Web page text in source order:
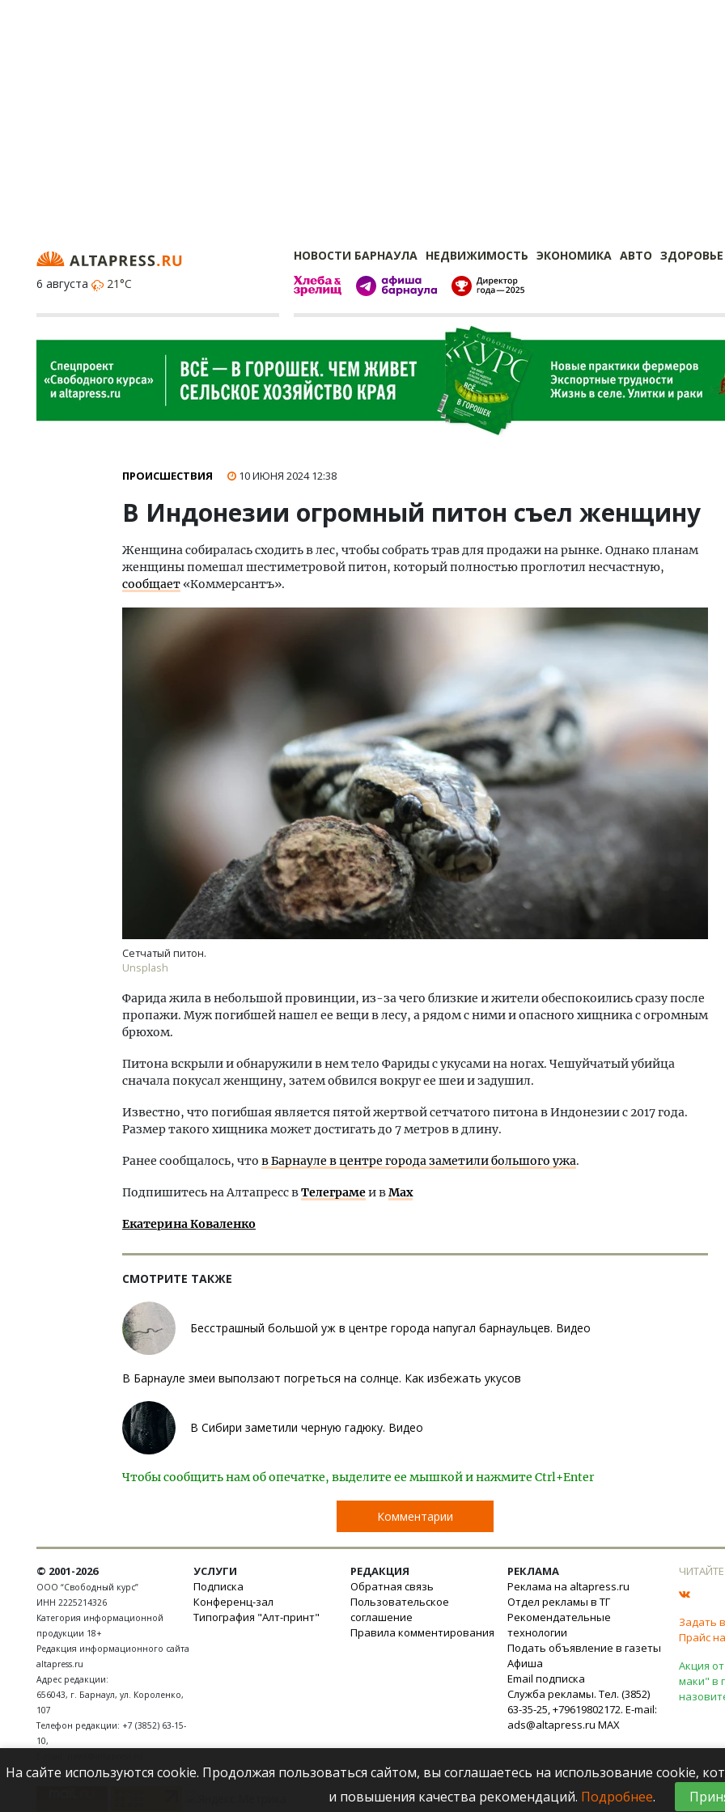
НОВОСТИ БАРНАУЛА НЕДВИЖИМОСТЬ ЭКОНОМИКА АВТО ЗДОРОВЬЕ
6 августа
21°C
ПРОИСШЕСТВИЯ 10 ИЮНЯ 202412:38
В Индонезии огромный питон съел женщину
Женщина собиралась сходить в лес, чтобы собрать трав для продажи на рынке. Однако планам
женщины помешал шестиметровой питон, который полностью проглотил несчастную,
сообщает«Коммерсантъ».
Сетчатый питон.
Unsplash
Фарида жила в небольшой провинции, из-за чего близкие и жители обеспокоились сразу после
пропажи. Муж погибшей нашел ее вещи в лесу, а рядом с ними и опасного хищника с огромным
брюхом.
Питона вскрыли и обнаружили в нем тело Фариды с укусами на ногах. Чешуйчатый убийца
сначала покусал женщину, затем обвился вокруг ее шеи и задушил.
Известно, что погибшая является пятой жертвой сетчатого питона в Индонезии с 2017 года.
Размер такого хищника может достигать до 7 метров в длину.
Ранее сообщалось, что в Барнауле в центре города заметили большого ужа.
Подпишитесь на Алтапресс вТелеграмеи вMax
Екатерина Коваленко
СМОТРИТЕ ТАКЖЕ
Бесстрашный большой уж в центре города напугал барнаульцев. Видео
В Барнауле змеи выползают погреться на солнце. Как избежать укусов
В Сибири заметили черную гадюку. Видео
Чтобы сообщить нам об опечатке, выделите ее мышкой и нажмите Ctrl+Enter
Комментарии
Смелость архитектурных идей.
Генеральный директор компании
ЗИАС — об эстетике городов,
трендах в фасадах и развитии рынка
СТРОИТЕЛЬСТВО
Двухуровневые номера и
«Белкур» в Белокурихе
ДОМА И КВАРТИРЫ
© 2001-2026
ООО “Свободный курс”
ИНН 2225214326
Категория информационной
продукции 18+
Редакция информационного сайта
altapress.ru
Адрес редакции:
656043, г. Барнаул, ул. Короленко,
107
Телефон редакции: +7 (3852) 63-15-
10,
УСЛУГИ
Подписка
Конференц-зал
Типография "Алт-принт"
РЕДАКЦИЯ
Обратная связь
Пользовательское
соглашение
Правила комментирования
РЕКЛАМА
Реклама на altapress.ru
Отдел рекламы в ТГ
Рекомендательные
технологии
Подать объявление в газеты
Афиша
Email подписка
Служба рекламы. Тел. (3852)
63-35-25, +79619802172. E-mail:
ads@altapress.ru MAX
Задать
Прайс
Акция
маки" в
На сайте используются cookie. Продолжая пользоваться сайтом, вы соглашаетесь на использование cookie,
и повышения качества рекомендаций. Подробнее.